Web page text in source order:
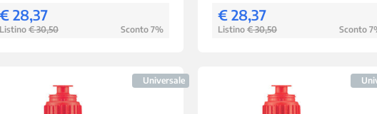
28,37
€ 30,50 Sconto 7%
€ 28,37
Listino € 30,50 Sconto
Universale